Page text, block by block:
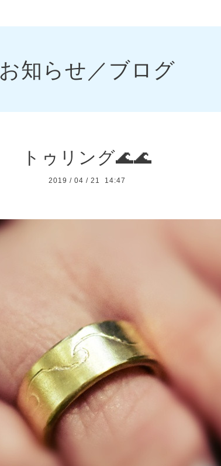
お知らせ／ブログ
トゥリング🌊🌊
2019 / 04 / 21 14:47